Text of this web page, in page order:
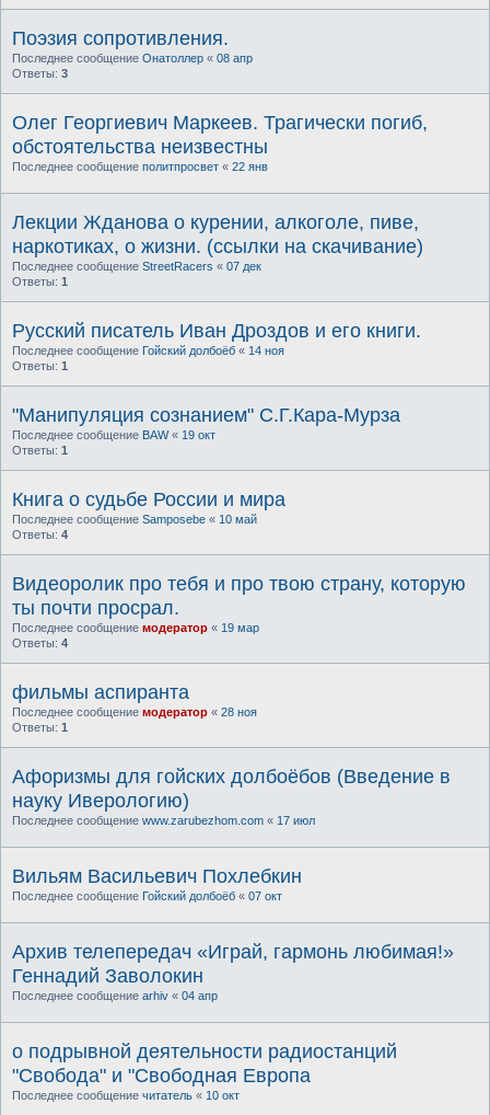
Поэзия сопротивления.
Последнее сообщение Онатоллер « 08 апр
Ответы: 3
Олег Георгиевич Маркеев. Трагически погиб,
обстоятельства неизвестны
Последнее сообщение политпросвет « 22 янв
Лекции Жданова о курении, алкоголе, пиве,
наркотиках, о жизни. (ссылки на скачивание)
Последнее сообщение StreetRacers « 07 дек
Ответы: 1
Русский писатель Иван Дроздов и его книги.
Последнее сообщение Гойский долбоёб « 14 ноя
Ответы: 1
"Манипуляция сознанием" С.Г.Кара-Мурза
Последнее сообщение BAW« 19 окт
Ответы: 1
Книга о судьбе России и мира
Последнее сообщение Samposebe « 10 май
Ответы: 4
Видеоролик про тебя и про твою страну, которую
ты почти просрал.
Последнее сообщение модератор « 19 мар
Ответы: 4
фильмы аспиранта
Последнее сообщение модератор « 28 ноя
Ответы: 1
Афоризмы для гойских долбоёбов (Введение в
науку Иверологию)
Последнее сообщение www.zarubezhom.com « 17 июл
Вильям Васильевич Похлебкин
Последнее сообщение Гойский долбоёб « 07 окт
Архив телепередач «Играй, гармонь любимая!»
Геннадий Заволокин
Последнее сообщение arhiv « 04 апр
о подрывной деятельности радиостанций
"Свобода" и "Свободная Европа
Последнее сообщение читатель « 10 окт